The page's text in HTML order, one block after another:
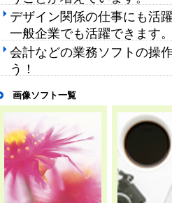
デザイン関係の仕事にも活
一般企業でも活躍できます。
会計などの業務ソフトの操
う！
画像ソフト一覧